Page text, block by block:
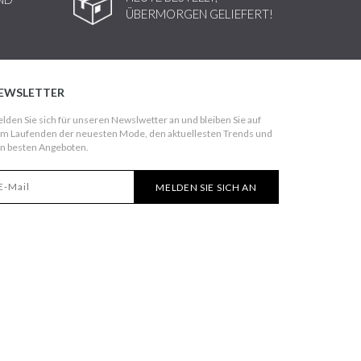
ÜBERMORGEN GELIEFERT!
Sie sich für unseren Newslwetter an und bleiben Sie auf
Laufenden der neuesten Mode, den aktuellesten Trends und
besten Angeboten.
MELDEN SIE SICH AN